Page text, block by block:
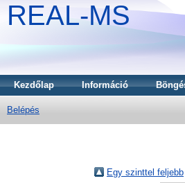
REAL-MS
Kezdőlap Információ
Belépés
Egy szinttel feljebb